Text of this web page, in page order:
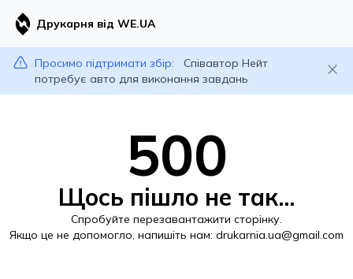
Друкарня від WE.UA
Просимо підтримати збір:
Співавтор Нейт
потребує авто для виконання завдань
500
Щось пішло не так...
Спробуйте перезавантажити сторінку.
Якщо це не допомогло, напишіть нам: drukarnia.ua@gmail.com